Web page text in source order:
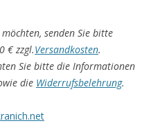
senden Sie bitte
€ zzgl.Versandkosten.
Sie bitte die Informationen
die Widerrufsbelehrung.